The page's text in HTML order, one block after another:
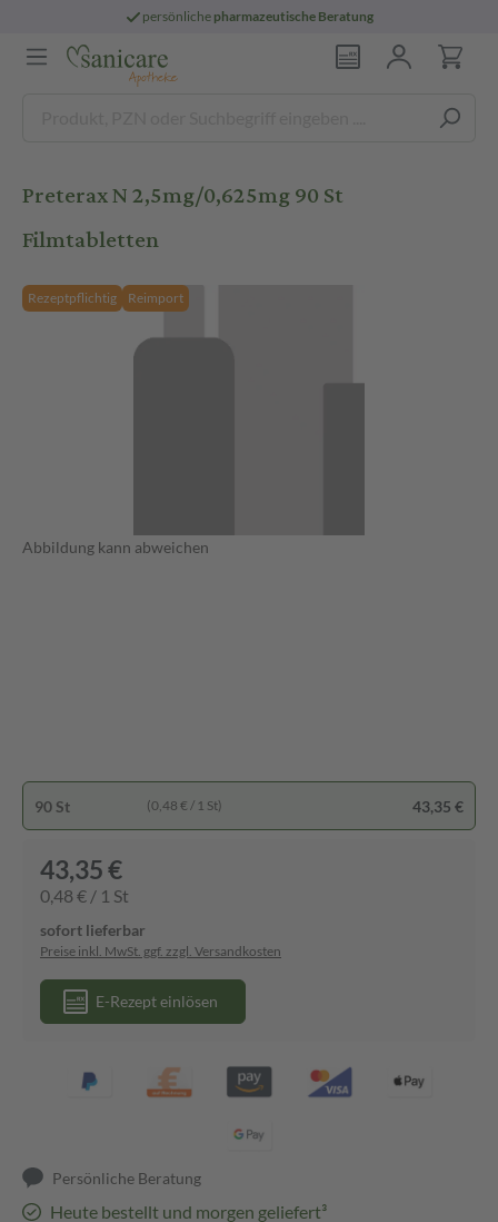
persönliche pharmazeutische Beratung
Preterax N 2,5mg/0,625mg 90 St
Filmtabletten
Rezeptpflichtig Reimport
Abbildung kann abweichen
90 St (0,48 € / 1 St) 43,35 €
43,35 €
0,48 € / 1 St
sofort lieferbar
Preise inkl. MwSt. ggf. zzgl. Versandkosten
E-Rezept einlösen
Persönliche Beratung
Heute bestellt und morgen geliefert³